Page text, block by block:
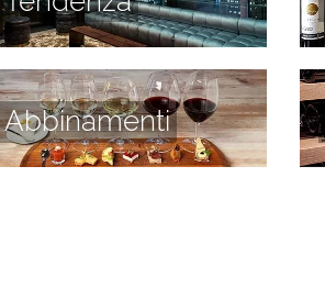
Abbinamenti